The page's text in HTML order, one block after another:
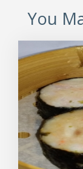
You